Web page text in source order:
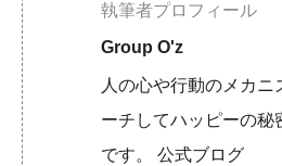
執筆者プロフィール
Group O'z
人の心や行動のメカニ
ーチしてハッピーの秘
です。 公式ブログ